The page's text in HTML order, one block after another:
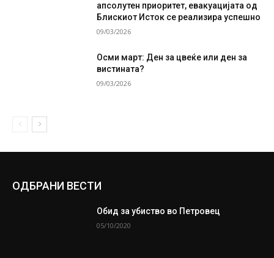
апсолутен приоритет, евакуацијата од
Блискиот Исток се реализира успешно
09/03/2026
Осми март: Ден за цвеќе или ден за
вистината?
09/03/2026
ОДБРАНИ ВЕСТИ
Oбид за убиство во Петровец
05/10/2020